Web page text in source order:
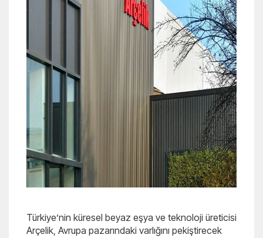
Türkiye’nin küresel beyaz eşya ve teknoloji üreticisi
Arçelik, Avrupa pazarındaki varlığını pekiştirecek